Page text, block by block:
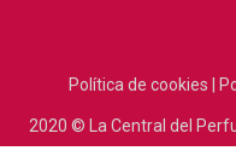
Política de cookies |
2020 © La Central del